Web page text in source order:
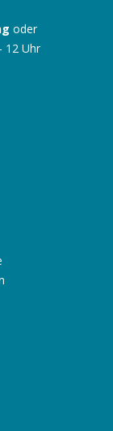
oder
12 Uhr